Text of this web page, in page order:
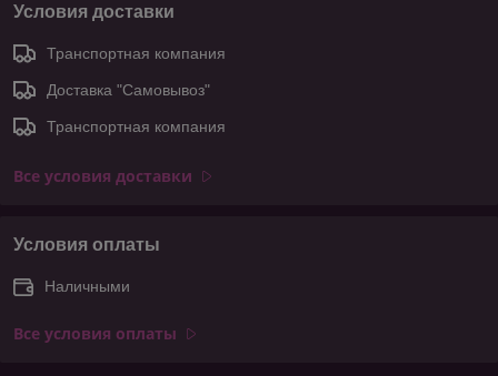
Условия доставки
Транспортная компания
Доставка "Самовывоз"
Транспортная компания
Все условия доставки
Условия оплаты
Наличными
Все условия оплаты